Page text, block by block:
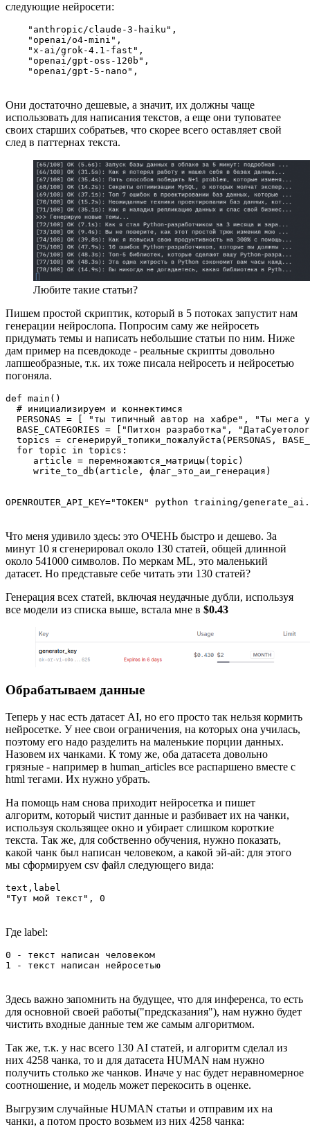
следующие нейросети:
    "anthropic/claude-3-haiku",
    "openai/o4-mini",
    "x-ai/grok-4.1-fast",
    "openai/gpt-oss-120b",
Они достаточно дешевые, а значит, их должны чаще
использовать для написания текстов, а еще они туповатее
своих старших собратьев, что скорее всего оставляет свой
след в паттернах текста.
Любите такие статьи?
Пишем простой скриптик, который в 5 потоках запустит нам
генерации нейрослопа. Попросим саму же нейросеть
придумать темы и написать небольшие статьи по ним. Ниже
дам пример на псевдокоде - реальные скрипты довольно
лапшеобразные, т.к. их тоже писала нейросеть и нейросетью
погоняла.
def main()
  # инициализируем и коннектимся
PERSONAS = [ "ты типичный автор на хабре", "Ты мега
BASE_CATEGORIES = ["Питхон разработка",
topics = сгенерируй_топики_пожалуйста(PERSONAS,
  for topic in topics:
     article = перемножаются_матрицы(topic)
Что меня удивило здесь: это ОЧЕНЬ быстро и дешево. За
минут 10 я сгенерировал около 130 статей, общей длинной
около 541000 символов. По меркам ML, это маленький
датасет. Но представьте себе читать эти 130 статей?
Генерация всех статей, включая неудачные дубли, используя
все модели из списка выше, встала мне в $0.43
Обрабатываем данные
Теперь у нас есть датасет AI, но его просто так нельзя кормить
нейросетке. У нее свои ограничения, на которых она училась,
поэтому его надо разделить на маленькие порции данных.
Назовем их чанками. К тому же, оба датасета довольно
грязные - например в human_articles все распаршено вместе с
html тегами. Их нужно убрать.
На помощь нам снова приходит нейросетка и пишет
алгоритм, который чистит данные и разбивает их на чанки,
используя скользящее окно и убирает слишком короткие
текста. Так же, для собственно обучения, нужно показать,
какой чанк был написан человеком, а какой эй-ай: для этого
мы сформируем csv файл следующего вида:
text,label
Где label:
0 - текст написан человеком
Здесь важно запомнить на будущее, что для инференса, то есть
для основной своей работы("предсказания"), нам нужно будет
чистить входные данные тем же самым алгоритмом.
Так же, т.к. у нас всего 130 AI статей, и алгоритм сделал из
них 4258 чанка, то и для датасета HUMAN нам нужно
получить столько же чанков. Иначе у нас будет неравномерное
соотношение, и модель может перекосить в оценке.
Выгрузим случайные HUMAN статьи и отправим их на
чанки, а потом просто возьмем из них 4258 чанка: